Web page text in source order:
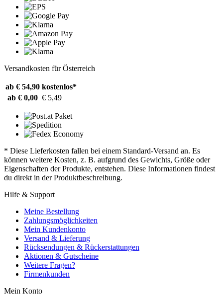
Versandkosten für Österreich
ab € 54,90 kostenlos*
ab € 0,00 € 5,49
* Diese Lieferkosten fallen bei einem Standard-Versand an. Es
können weitere Kosten, z. B. aufgrund des Gewichts, Größe oder
Eigenschaften der Produkte, entstehen. Diese Informationen findest
du direkt in der Produktbeschreibung.
Hilfe & Support
Meine Bestellung
Zahlungsmöglichkeiten
Mein Kundenkonto
Versand & Lieferung
Rücksendungen & Rückerstattungen
Aktionen & Gutscheine
Weitere Fragen?
Firmenkunden
Mein Konto